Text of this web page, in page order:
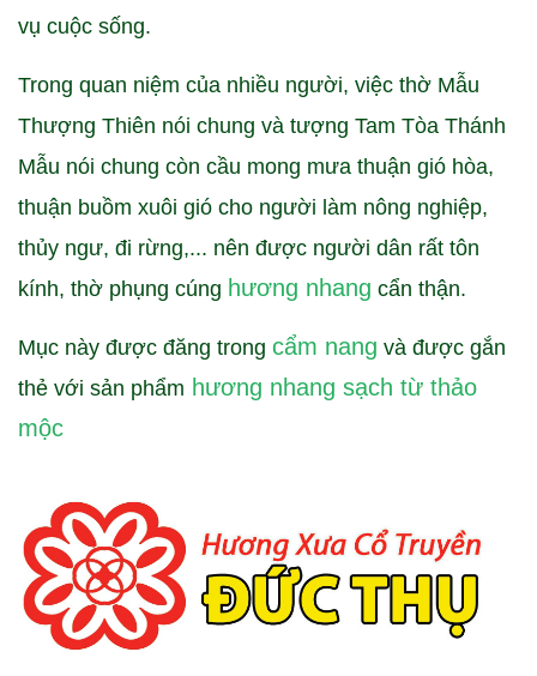
vụ cuộc sống.
Trong quan niệm của nhiều người, việc thờ Mẫu
Thượng Thiên nói chung và tượng Tam Tòa Thánh
Mẫu nói chung còn cầu mong mưa thuận gió hòa,
thuận buồm xuôi gió cho người làm nông nghiệp,
thủy ngư, đi rừng,... nên được người dân rất tôn
kính, thờ phụng cúng hương nhang cẩn thận.
Mục này được đăng trong cẩm nang và được gắn
thẻ với sản phẩm hương nhang sạch từ thảo
mộc